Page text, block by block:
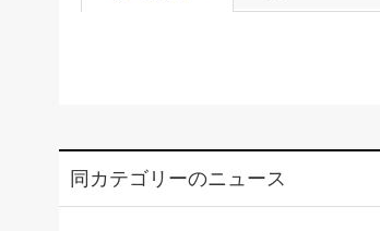
同カテゴリーのニュース